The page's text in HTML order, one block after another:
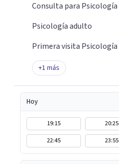
Consulta para Psicología
Psicología adulto
Primera visita Psicología
+1 más
Hoy
19:15 20:25
22:45
23:55